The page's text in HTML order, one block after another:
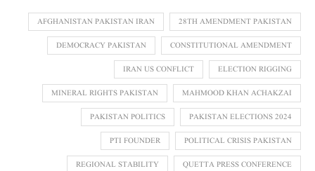
28TH AMENDMENT PAKISTAN
AFGHANISTAN PAKISTAN IRAN
CONSTITUTIONAL AMENDMENT
DEMOCRACY PAKISTAN
ELECTION RIGGING
IRAN US CONFLICT
MAHMOOD KHAN ACHAKZAI
MINERAL RIGHTS PAKISTAN
PAKISTAN ELECTIONS 2024
PAKISTAN POLITICS
POLITICAL CRISIS PAKISTAN
PTI FOUNDER
QUETTA PRESS CONFERENCE
REGIONAL STABILITY